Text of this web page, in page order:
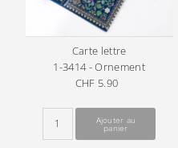
Carte lettre
1-3414 - Ornement
Prix
CHF 5.90